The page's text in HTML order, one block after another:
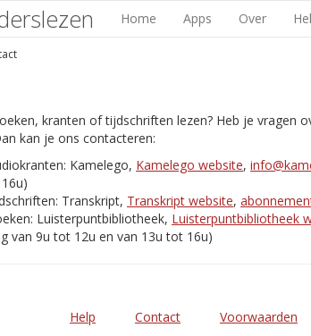
Home Apps Over
kranten of tijdschriften lezen? Heb je vragen
kan je ons contacteren:
Kamelego, Kamelego website,
Transkript, Transkript website,
Luisterpuntbibliotheek, Luisterpuntbibliotheek
van 9u tot 12u en van 13u tot 16u)
Help Contact Voorwaarden